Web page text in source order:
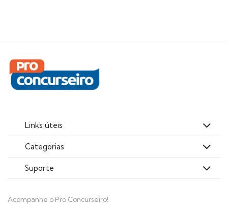
Links úteis
Categorias
Suporte
Acompanhe o Pro Concurseiro!